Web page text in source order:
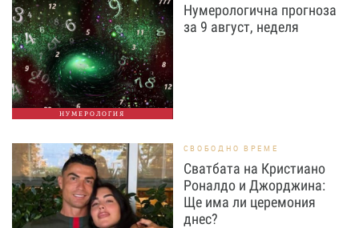
НУМЕРОЛОГИЯ
Нумерологична прогноза
за 9 август, неделя
СВОБОДНО ВРЕМЕ
Сватбата на Кристиано
Роналдо и Джорджина:
Ще има ли церемония
днес?